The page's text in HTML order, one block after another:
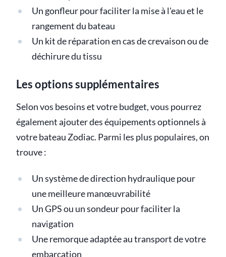
Un gonfleur pour faciliter la mise à l'eau et le
rangement du bateau
Un kit de réparation en cas de crevaison ou de
déchirure du tissu
Les options supplémentaires
Selon vos besoins et votre budget, vous pourrez
également ajouter des équipements optionnels à
votre bateau Zodiac. Parmi les plus populaires, on
trouve :
Un système de direction hydraulique pour
une meilleure manœuvrabilité
Un GPS ou un sondeur pour faciliter la
navigation
Une remorque adaptée au transport de votre
embarcation